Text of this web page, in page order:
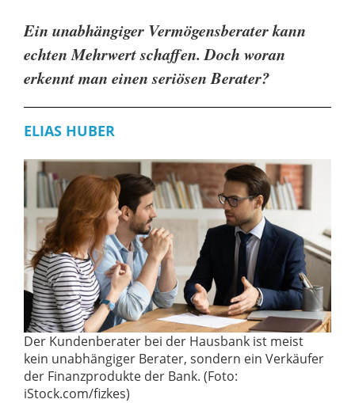
Ein unabhängiger Vermögensberater kann
echten Mehrwert schaffen. Doch woran
erkennt man einen seriösen Berater?
ELIAS HUBER
Der Kundenberater bei der Hausbank ist meist
kein unabhängiger Berater, sondern ein Verkäufer
der Finanzprodukte der Bank. (Foto:
iStock.com/fizkes)